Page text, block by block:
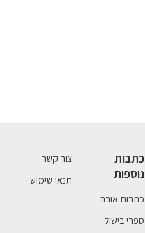
כתבות
נוספות
כתבות אורח
ספרי בישול
צור קשר
תנאי שימוש